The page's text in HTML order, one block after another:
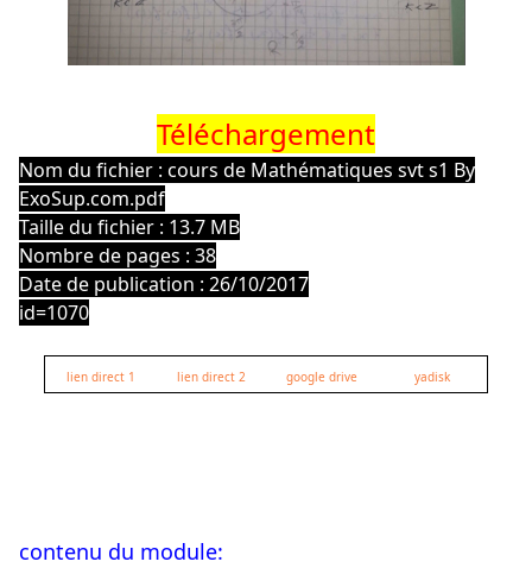
Téléchargement
Nom du fichier : cours de Mathématiques svt s1 By
ExoSup.com.pdf
Taille du fichier : 13.7 MB
Nombre de pages : 38
Date de publication : 26/10/2017
id=1070
lien direct 1 lien direct 2 google drive yadisk
contenu du module: